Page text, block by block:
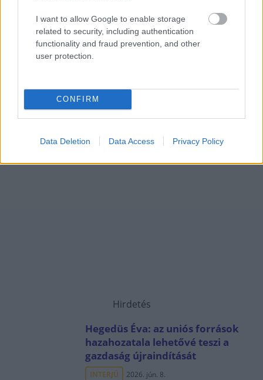
I want to allow Google to enable storage
related to security, including authentication
functionality and fraud prevention, and other
user protection.
CONFIRM
Data Deletion Data Access Privacy Policy
Hirdetés
Hegedüs Éva: az uniós források
hazahozatala lehetővé teszi a
gazdaság újraindítását
INTERJÚ 2026. jún. 8.